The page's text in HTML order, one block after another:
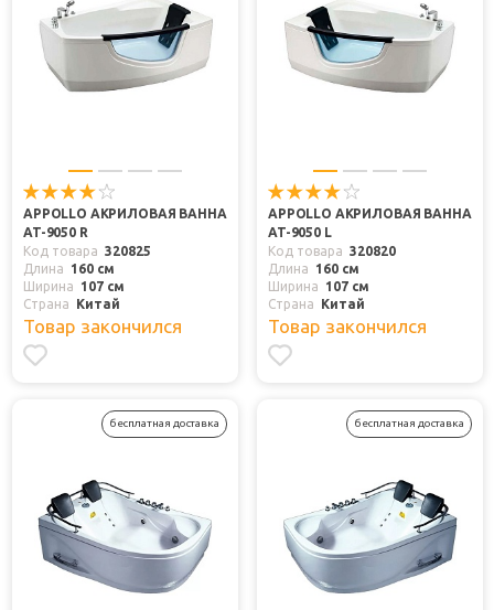
APPOLLO АКРИЛОВАЯ ВАННА
AT-9050 R
Код товара 320825
Длина
160 см
Ширина
107 см
Страна
Китай
Товар закончился
APPOLLO АКРИЛОВАЯ ВАННА
AT-9050 L
Код товара 320820
Длина
160 см
Ширина
107 см
Страна
Китай
Товар закончился
бесплатная доставка бесплатная доставка